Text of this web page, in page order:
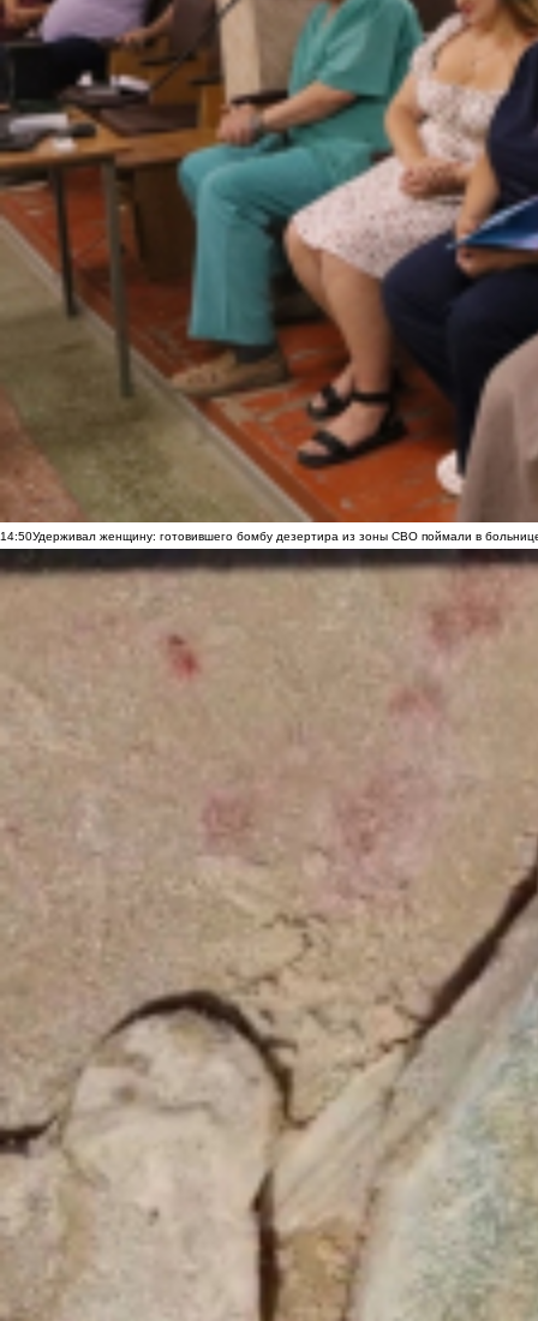
14:50Удерживал женщину: готовившего бомбу дезертира из зоны СВО поймали в